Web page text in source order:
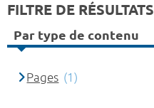
FILTRE DE RÉSULTATS
Par type de contenu
Pages (1)